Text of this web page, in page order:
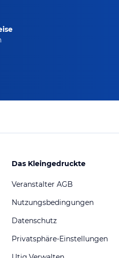
Das Kleingedruckte
Veranstalter AGB
Nutzungsbedingungen
Datenschutz
Privatsphäre-Einstellungen